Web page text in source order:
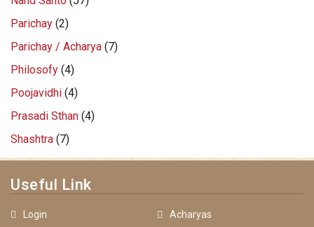
Parichay (2)
Parichay / Acharya (7)
Philosofy (4)
Poojavidhi (4)
Prasadi Sthan (4)
Shashtra (7)
Useful Link
Login Acharyas